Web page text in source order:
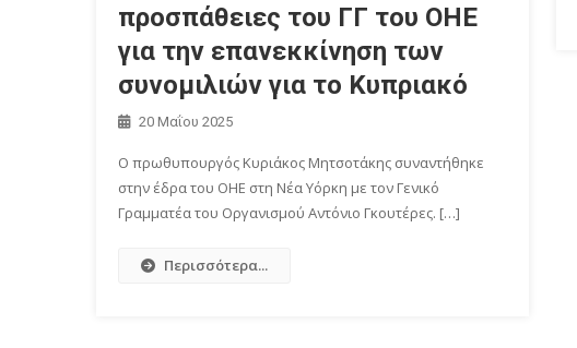
προσπάθειες του ΓΓ του ΟΗΕ
για την επανεκκίνηση των
συνομιλιών για το Κυπριακό
20 Μαΐου 2025
Ο πρωθυπουργός Κυριάκος Μητσοτάκης συναντήθηκε
στην έδρα του ΟΗΕ στη Νέα Υόρκη με τον Γενικό
Γραμματέα του Οργανισμού Αντόνιο Γκουτέρες. […]
Περισσότερα...